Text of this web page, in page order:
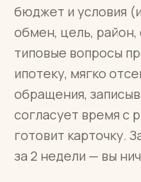
бюджет и условия
обмен, цель, район,
типовые вопросы
ипотеку, мягко
обращения,
согласует время с
готовит карточку.
за 2 недели — вы